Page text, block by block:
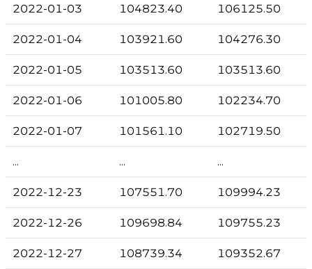
2022-01-03 104823.40 106125.50
2022-01-04 103921.60 104276.30
2022-01-05 103513.60 103513.60
2022-01-06 101005.80 102234.70
2022-01-07 101561.10 102719.50
... ... ...
2022-12-23 107551.70 109994.23
2022-12-26 109698.84 109755.23
2022-12-27 108739.34 109352.67